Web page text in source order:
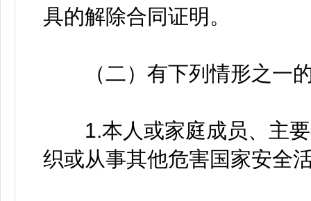
具的解除合同证明。
（二）有下列情形之一
1.本人或家庭成员、主要
织或从事其他危害国家安全